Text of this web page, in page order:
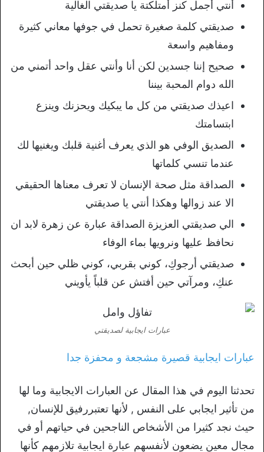
أنتي أجمل كنز أمتلكتة يا صديقتي الغالية
صديقتي كلمة صغيرة تحمل في جوفها معاني كثيرة
ومفاهيم واسعة
صحيح إننا جسدين لكن أنا وأنتي عقل واحد أتمني من
الله دوام المحبة بيننا
اعيذك صديقتي من كل ما يبكيك ويحزنك وينزع
ابتسامتك
الصديق الوفي هو الذي يعرف أغنية قلبك ويغنيها لك
عندما تنسي كلماتها
الصداقة مثل صحة الإنسان لا تعرف معناها الحقيقي
الا عند زوالها وهكذا أنتي يا صديقتي
الي صديقتي العزيزة الصداقة عبارة عن زهرة لابد ان
نحافظ عليها ونرويها بماء الوفاء
صديقتي أرجوكِ، كوني بقربي، كوني ظلي حين أبحث
عنكِ، ومرآتي حين أفتش عن قلباً يأويني
عبارات ايجابية لصديقتي
عبارات ايجابية قصيرة مشجعة و محفزة جدا
تحدثنا اليوم في هذا المقال عن العبارات الايجابية وما لها
من تأثير ايجابي على النفس , لأنها تعتبررفيق للإنسان,
حيث نجد كثيرا من الأشخاص الناجحين في حياتهم أو في
مجال معين يضعون لأنفسهم عبارة ايجابية تلازمهم كأنها